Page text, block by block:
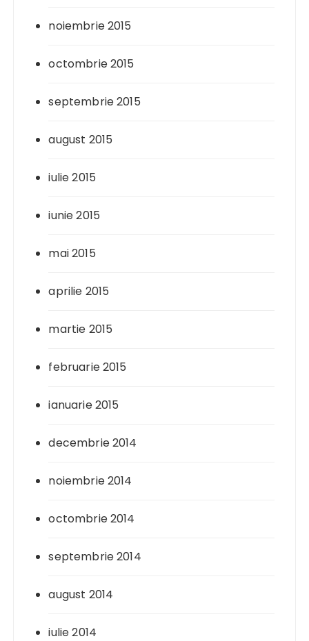
noiembrie 2015
octombrie 2015
septembrie 2015
august 2015
iulie 2015
iunie 2015
mai 2015
aprilie 2015
martie 2015
februarie 2015
ianuarie 2015
decembrie 2014
noiembrie 2014
octombrie 2014
septembrie 2014
august 2014
iulie 2014